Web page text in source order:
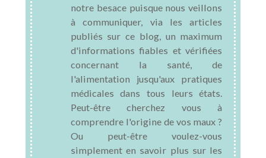
notre besace puisque nous veillons
à communiquer, via les articles
publiés sur ce blog, un maximum
d'informations fiables et vérifiées
concernant la santé, de
l'alimentation jusqu'aux pratiques
médicales dans tous leurs états.
Peut-être cherchez vous à
comprendre l'origine de vos maux ?
Ou peut-être voulez-vous
simplement en savoir plus sur les